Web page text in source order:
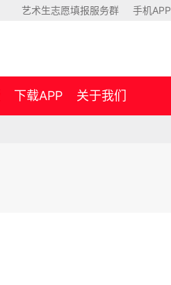
艺术生志愿填报服务群 手机APP
下载APP 关于我们